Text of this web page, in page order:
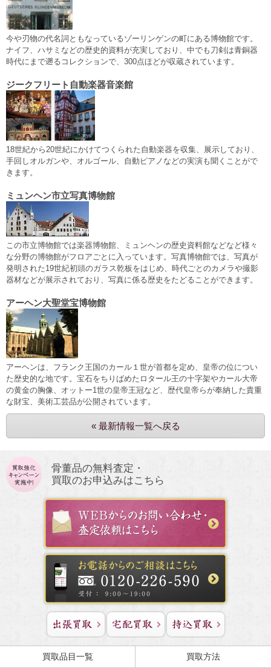
今や刃物の代名詞ともなっているゾーリンゲンの町にある博物館です。
ナイフ、ハサミなどの歴史的資料が充実しており、中でも刀剣は青銅器
時代にまで遡るコレクションで、300点ほどが収蔵されています。
ジークフリート自動楽器音楽館
18世紀から20世紀にかけてつくられた自動楽器を収集、展示しており、
手回しオルガンや、オルゴール、自動ピアノなどの実演も聞くことがで
きます。
ミュンヘン市立写真博物館
この市立博物館では楽器博物館、ミュンヘンの歴史資料館などなど様々
な分野の博物館がフロアごとに入っています。写真博物館では、写真が
発明された19世紀初頭のガラス乾板をはじめ、時代ごとのカメラや撮影
器材などが展示されており、写真に係る歴史をたどることができます。
アーヘン大聖堂宝博物館
アーヘンは、フランク王国のカール１世が首都を定め、皇帝の位につい
た歴史的な地です。宝石をちりばめたロタール王の十字架やカール大帝
の黄金の胸像、オットー1世の皇帝王冠など、歴代皇帝らが奉納した貴重
な財宝、美術工芸品が公開されています。
« 最新情報一覧へ戻る
骨董品の無料査定・
買取のお申込みはこちら
買取品目一覧 買取方法